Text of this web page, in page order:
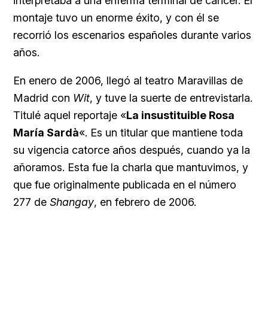
montaje tuvo un enorme éxito, y con él se
recorrió los escenarios españoles durante varios
años.
En enero de 2006, llegó al teatro Maravillas de
Madrid con Wit, y tuve la suerte de entrevistarla.
Titulé aquel reportaje «La insustituible Rosa
María Sardà«. Es un titular que mantiene toda
su vigencia catorce años después, cuando ya la
añoramos. Esta fue la charla que mantuvimos, y
que fue originalmente publicada en el número
277 de Shangay, en febrero de 2006.